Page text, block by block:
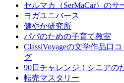
セルマカ（SerMaCar）のサ
ヨガユニバース
健やか研究所
パパのための子育て教室
ClassiVoyageの文学作品口
グ
90日チャレンジ！シニアの
転売マスタリー